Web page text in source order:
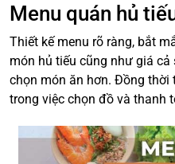
Menu quán hủ
Thiết kế menu rõ ràng, bắt
món hủ tiếu cũng như giá
chọn món ăn hơn. Đồng thời
trong việc chọn đồ và thanh